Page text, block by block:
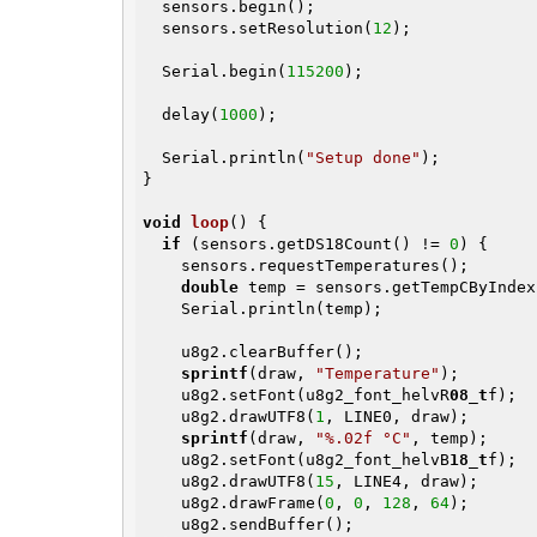
  sensors.setResolution(
12 );
  Serial.begin(
115200 );
  delay(
1000 );
  Serial.println(
"Setup done" );
}
void loop()
{
if (sensors.getDS18Count() != 0 ) {
double temp =
sprintf (draw, "Temperature" );
    u8g2.setFont(u8g2_font_helvR
08_tf);
    u8g2.drawUTF8(
1 , LINE0, draw);
sprintf (draw, "%.02f °C" , temp);
    u8g2.setFont(u8g2_font_helvB
18_tf);
    u8g2.drawUTF8(
15 , LINE4, draw);
    u8g2.drawFrame(
0 , 0 , 128 , 64);